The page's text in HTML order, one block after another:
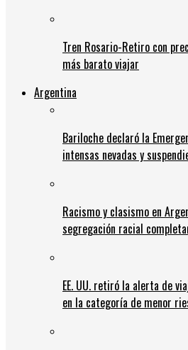
Tren Rosario-Retiro con
más barato viajar
Argentina
Bariloche declaró la
intensas nevadas y
Racismo y clasismo en
segregación racial
EE. UU. retiró la alerta de
en la categoría de menor